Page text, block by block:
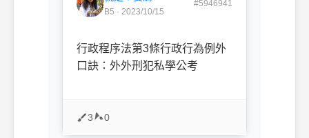
B5 · 2023/10/15
#5946941
行政程序法第3條行政行為例外
口訣：外外刑犯私學公考
3 0